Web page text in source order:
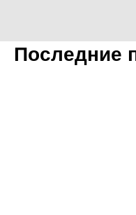
Последние